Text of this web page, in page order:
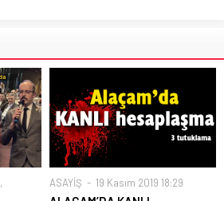
,
ASAYİŞ 19 Kasım 2019 18:29